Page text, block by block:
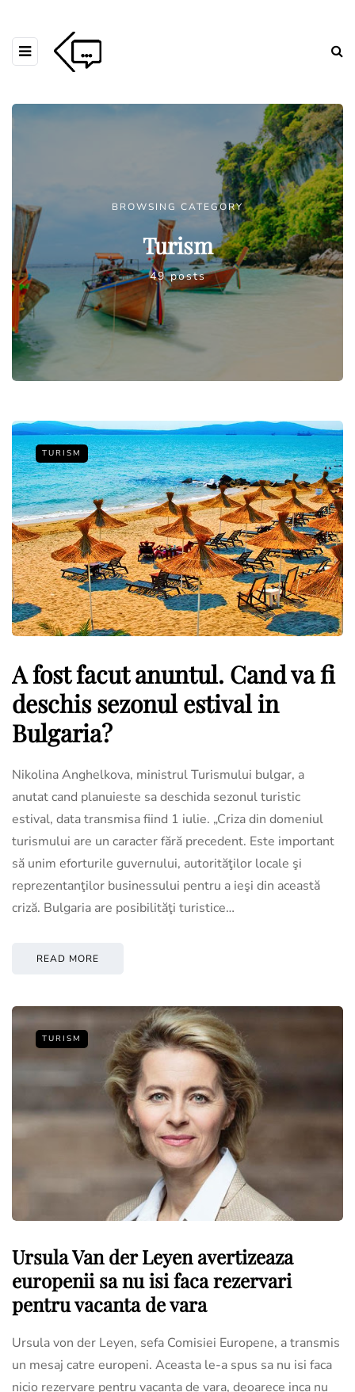
BROWSING CATEGORY
Turism
49 posts
TURISM
A fost facut anuntul. Cand va fi
deschis sezonul estival in
Bulgaria?
Nikolina Anghelkova, ministrul Turismului bulgar, a
anutat cand planuieste sa deschida sezonul turistic
estival, data transmisa fiind 1 iulie. „Criza din domeniul
turismului are un caracter fără precedent. Este important
să unim eforturile guvernului, autorităţilor locale şi
reprezentanţilor businessului pentru a ieşi din această
criză. Bulgaria are posibilităţi turistice…
READ MORE
TURISM
Ursula Van der Leyen avertizeaza
europenii sa nu isi faca rezervari
pentru vacanta de vara
Ursula von der Leyen, sefa Comisiei Europene, a transmis
un mesaj catre europeni. Aceasta le-a spus sa nu isi faca
nicio rezervare pentru vacanta de vara, deoarece inca nu